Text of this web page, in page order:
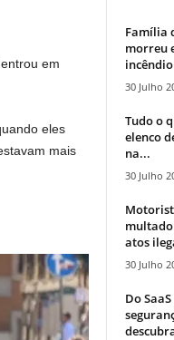
em
eles
mais
Família
morreu
30 Julho
Tudo o
elenco
na...
30 Julho
multado
atos
30 Julho
Do